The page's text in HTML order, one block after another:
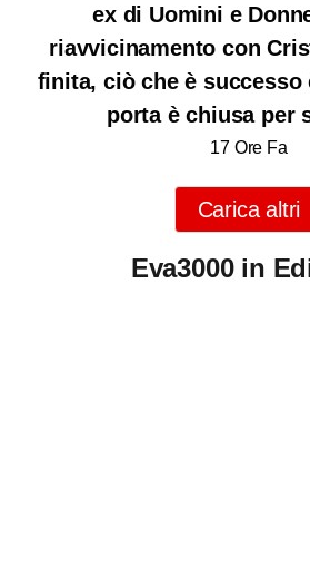
ex di Uomini e
riavvicinamento con
finita, ciò che è successo
porta è chiusa per
17 Ore Fa
Carica altri
Eva3000 in